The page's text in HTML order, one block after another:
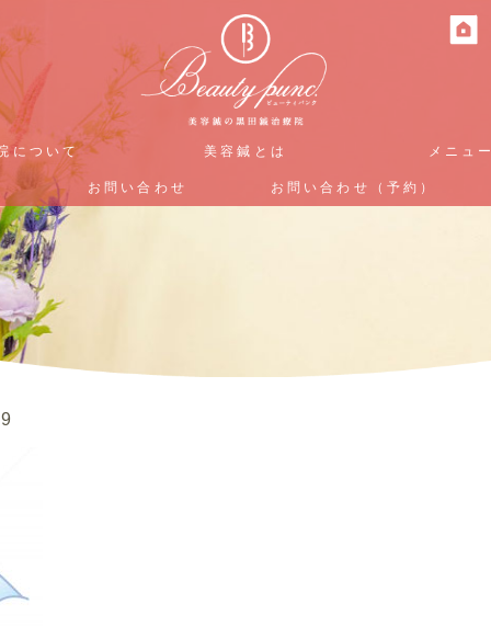
について 美容鍼とは メニュー
お問い合わせ お問い合わせ（予約）
について 美容鍼とは メニュー
お問い合わせ お問い合わせ（予約）